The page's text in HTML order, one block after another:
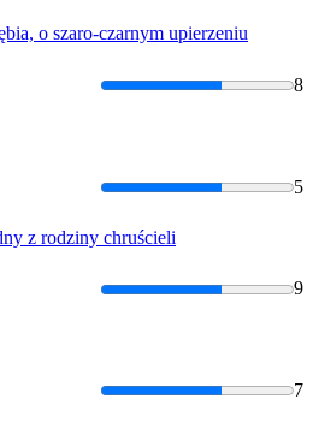
o szaro-czarnym upierzeniu
8
5
z rodziny chruścieli
9
7